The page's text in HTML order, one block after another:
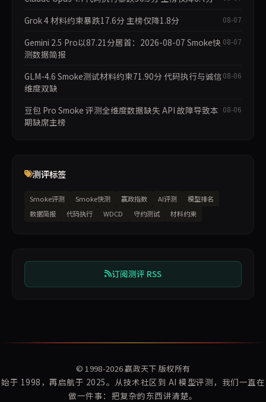
Grok 4 材料约束暴跌17.6分 主榜仅降1.8分 08-07
Gemini 2.5 Pro以87.21分居首：2026-08-07 Smoke快
测数据简报
08-07
GLM-4.6 Smoke测试材料约束71.90分 代码执行与诚信
维度双缺
08-06
豆包 Pro Smoke 评测全维度数据缺失 API 故障导致本
期缺席主榜
08-06
测评标签
Smoke评测 Smoke快测 赢政指数 AI评测
模型排名
数据简报
代码执行 WDCD 守约测试 材料约束
订阅测评 RSS
© 1998-2026赢政天下 版权所有
始于 1998，再启航于 2025。从技术社区到 AI 模型评测，我们一直在
做一件事：把复杂的东西讲清楚。